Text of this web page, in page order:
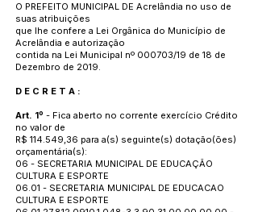
O PREFEITO MUNICIPAL DE Acrelândia no uso de
suas atribuições
que lhe confere a Lei Orgânica do Município de
Acrelândia e autorização
contida na Lei Municipal nº 000703/19 de 18 de
Dezembro de 2019.
D E C R E T A :
Art. 1º - Fica aberto no corrente exercício Crédito
no valor de
R$ 114.549,36 para a(s) seguinte(s) dotação(ões)
orçamentária(s):
06 - SECRETARIA MUNICIPAL DE EDUCAÇÃO
CULTURA E ESPORTE
06.01 - SECRETARIA MUNICIPAL DE EDUCACAO
CULTURA E ESPORTE